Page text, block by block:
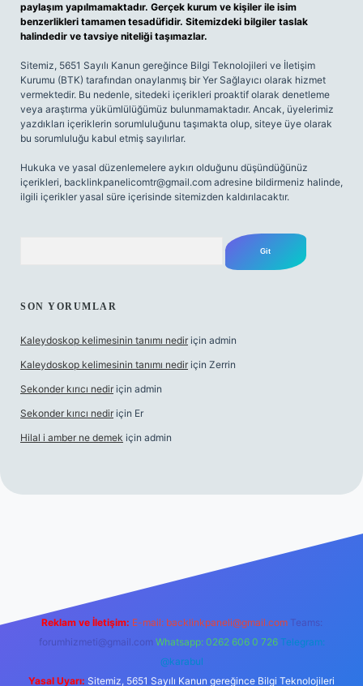
paylaşım yapılmamaktadır. Gerçek kurum ve kişiler ile isim
benzerlikleri tamamen tesadüfidir. Sitemizdeki bilgiler taslak
halindedir ve tavsiye niteliği taşımazlar.
Sitemiz, 5651 Sayılı Kanun gereğince Bilgi Teknolojileri ve İletişim
Kurumu (BTK) tarafından onaylanmış bir Yer Sağlayıcı olarak hizmet
vermektedir. Bu nedenle, sitedeki içerikleri proaktif olarak denetleme
veya araştırma yükümlülüğümüz bulunmamaktadır. Ancak, üyelerimiz
yazdıkları içeriklerin sorumluluğunu taşımakta olup, siteye üye olarak
bu sorumluluğu kabul etmiş sayılırlar.
Hukuka ve yasal düzenlemelere aykırı olduğunu düşündüğünüz
içerikleri, backlinkpanelicomtr@gmail.com adresine bildirmeniz halinde,
ilgili içerikler yasal süre içerisinde sitemizden kaldırılacaktır.
SON YORUMLAR
Kaleydoskop kelimesinin tanımı nedir için admin
Kaleydoskop kelimesinin tanımı nedir için Zerrin
Sekonder kırıcı nedir için admin
Sekonder kırıcı nedir için Er
Hilal i amber ne demek için admin
Reklam ve İletişim: E-mail: backlinkpaneli@gmail.com Teams:
forumhizmeti@gmail.com Whatsapp: 0262 606 0 726 Telegram:
@karabul
Yasal Uyarı: Sitemiz, 5651 Sayılı Kanun gereğince Bilgi Teknolojileri